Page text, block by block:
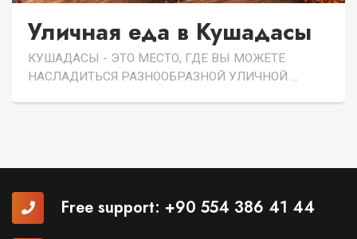
Уличная еда в Кушадасы
КУШАДАСЫ - ЭТО МЕСТО, ГДЕ ВЫ МОЖЕТЕ
НАСЛАДИТЬСЯ РАЗНООБРАЗНОЙ УЛИЧНОЙ ...
Free support: +90 554 386 41 44